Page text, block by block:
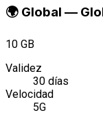
🌍 Global —
10 GB
Validez
30 días
Velocidad
5G